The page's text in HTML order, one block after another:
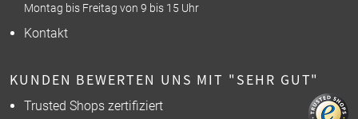
Montag bis Freitag von 9 bis 15 Uhr
Kontakt
KUNDEN BEWERTEN UNS MIT "SEHR GUT"
Trusted Shops zertifiziert